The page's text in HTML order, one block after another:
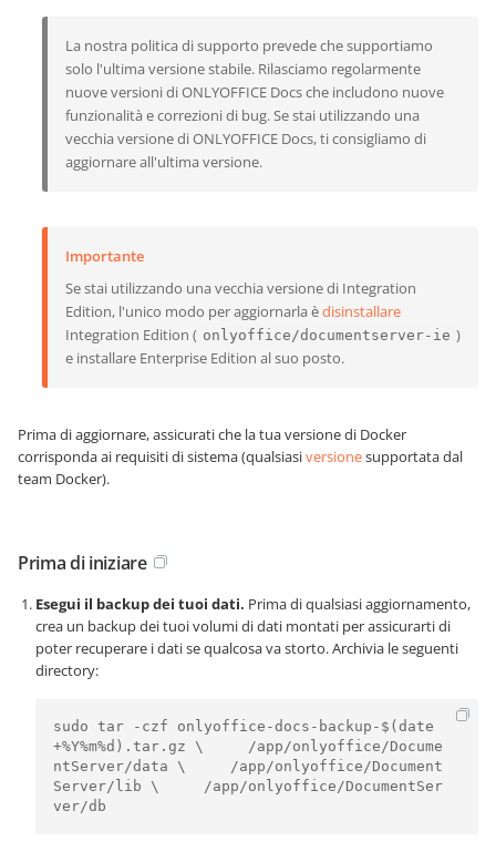
La nostra politica di supporto prevede che supportiamo
solo l'ultima versione stabile. Rilasciamo regolarmente
nuove versioni di ONLYOFFICE Docs che includono nuove
funzionalità e correzioni di bug. Se stai utilizzando una
vecchia versione di ONLYOFFICE Docs, ti consigliamo di
aggiornare all'ultima versione.
Importante
Se stai utilizzando una vecchia versione di Integration
Edition, l'unico modo per aggiornarla èdisinstallare
Integration Edition ( onlyoffice/documentserver-ie )
e installare Enterprise Edition al suo posto.
Prima di aggiornare, assicurati che la tua versione di Docker
corrisponda ai requisiti di sistema (qualsiasiversionesupportata dal
team Docker).
Prima di iniziare
Esegui il backup dei tuoi dati. Prima di qualsiasi aggiornamento,
crea un backup dei tuoi volumi di dati montati per assicurarti di
poter recuperare i dati se qualcosa va storto. Archivia le seguenti
directory:
sudo tar -czf onlyoffice-docs-backup-$(date
+%Y%m%d).tar.gz \     /app/onlyoffice/Docume
ntServer/data \     /app/onlyoffice/Document
Server/lib \     /app/onlyoffice/DocumentSer
ver/db